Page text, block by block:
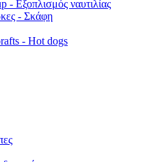
Εξοπλισμός ναυτιλίας
- Σκάφη
- Hot dogs